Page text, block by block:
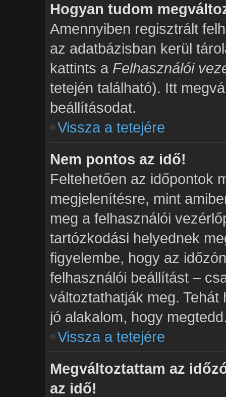
Hogyan tudom
Amennyiben regisztrált
az adatbázisban kerül
kattints a Felhasználói
tetején található). Itt
beállításodat.
Vissza a tetejére
Nem pontos az idő!
Feltehetően az időpontok
megjelenítésre, mint
meg a felhasználói
tartózkodási helyednek
figyelembe, hogy az
felhasználói beállítást –
változtathatják meg.
jó alakalom, hogy
Vissza a tetejére
Megváltoztattam az
az idő!